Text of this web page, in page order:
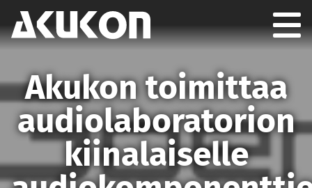
Akukon toimittaa
audiolaboratorion
kiinalaiselle